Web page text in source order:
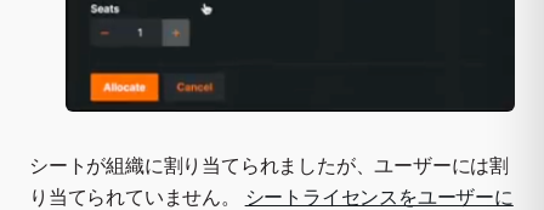
シートが組織に割り当てられましたが、ユーザーには割
り当てられていません。
シートライセンスをユーザーに